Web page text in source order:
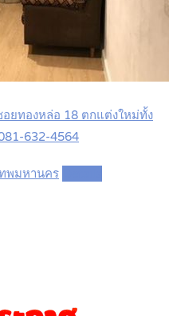
อยทองหล่อ 18 ตกแต่งใหม่ทั้ง
632-4564
พมหานคร